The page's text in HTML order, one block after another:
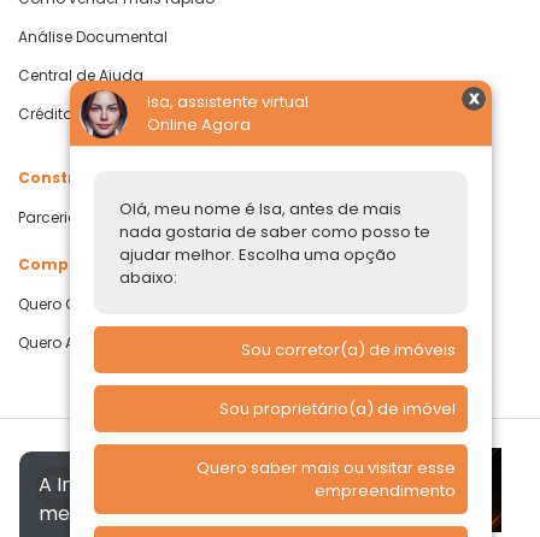
Isa, assistente virtual
Online Agora
Olá, meu nome é Isa, antes de mais
nada gostaria de saber como posso te
ajudar melhor. Escolha uma opção
abaixo:
Sou corretor(a) de imóveis
Sou proprietário(a) de imóvel
Quero saber mais ou visitar esse
empreendimento
Análise Documental
Central de Ajuda
Crédito com Garantia de Imóvel
Construtoras
Parcerias Imobiliárias
Comprar ou alugar
Quero Comprar
Quero Alugar
A Imóvelp utiliza cookies para
melhorar a sua experiência, de